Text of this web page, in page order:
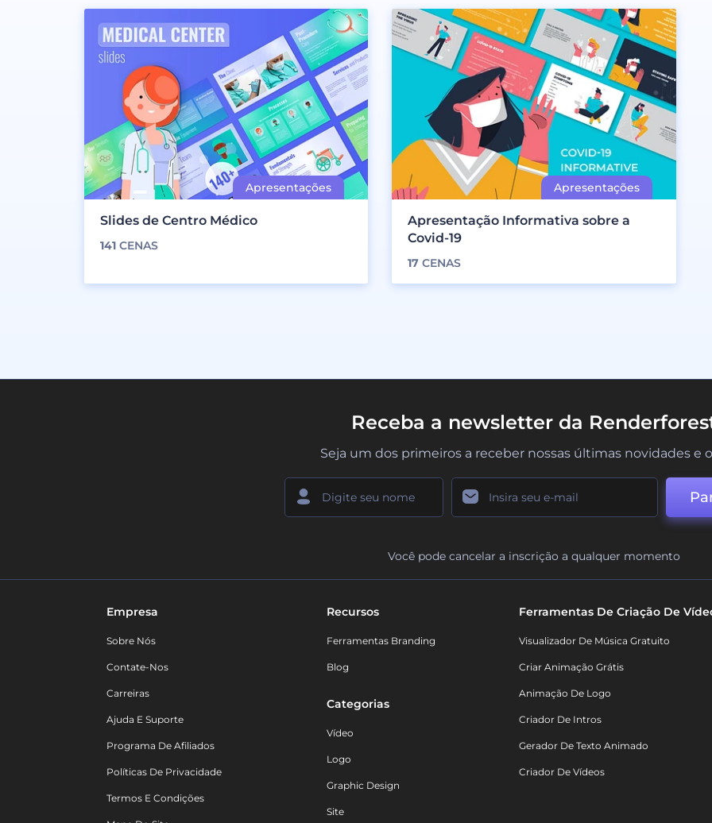
Slides de Centro Médico
141 CENAS
Apresentação Informativa sobre a
Covid-19
17 CENAS
Receba a newsletter da
Seja um dos primeiros a receber nossas últimas novidades e
Você pode cancelar a inscrição a qualquer momento
Empresa
Sobre Nós
Contate-Nos
Carreiras
Ajuda E Suporte
Programa De Afiliados
Políticas De Privacidade
Termos E Condições
Recursos
Ferramentas Branding
Blog
Categorias
Vídeo
Logo
Graphic Design
Site
Ferramentas De Criação De
Visualizador De Música Gratuito
Criar Animação Grátis
Animação De Logo
Criador De Intros
Gerador De Texto Animado
Criador De Vídeos